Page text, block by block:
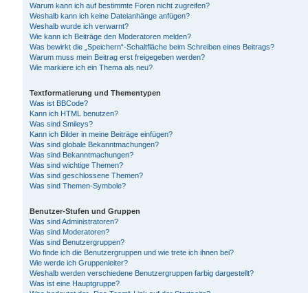
Warum kann ich auf bestimmte Foren nicht zugreifen?
Weshalb kann ich keine Dateianhänge anfügen?
Weshalb wurde ich verwarnt?
Wie kann ich Beiträge den Moderatoren melden?
Was bewirkt die „Speichern“-Schaltfläche beim Schreiben eines Beitrags?
Warum muss mein Beitrag erst freigegeben werden?
Wie markiere ich ein Thema als neu?
Textformatierung und Thementypen
Was ist BBCode?
Kann ich HTML benutzen?
Was sind Smileys?
Kann ich Bilder in meine Beiträge einfügen?
Was sind globale Bekanntmachungen?
Was sind Bekanntmachungen?
Was sind wichtige Themen?
Was sind geschlossene Themen?
Was sind Themen-Symbole?
Benutzer-Stufen und Gruppen
Was sind Administratoren?
Was sind Moderatoren?
Was sind Benutzergruppen?
Wo finde ich die Benutzergruppen und wie trete ich ihnen bei?
Wie werde ich Gruppenleiter?
Weshalb werden verschiedene Benutzergruppen farbig dargestellt?
Was ist eine Hauptgruppe?